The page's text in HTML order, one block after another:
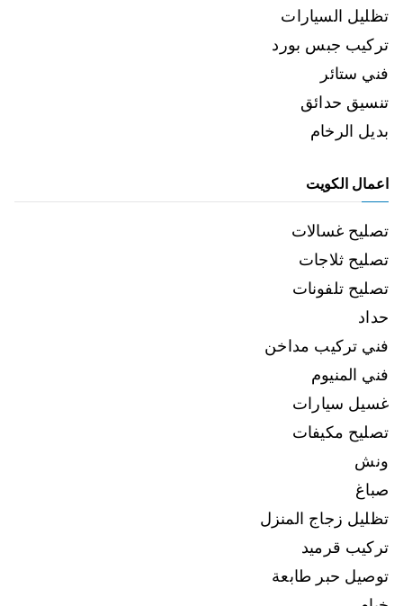
تظليل السيارات
تركيب جبس بورد
فني ستائر
تنسيق حدائق
بديل الرخام
اعمال الكويت
تصليح غسالات
تصليح ثلاجات
تصليح تلفونات
حداد
فني تركيب مداخن
فني المنيوم
غسيل سيارات
تصليح مكيفات
ونش
صباغ
تظليل زجاج المنزل
تركيب قرميد
توصيل حبر طابعة